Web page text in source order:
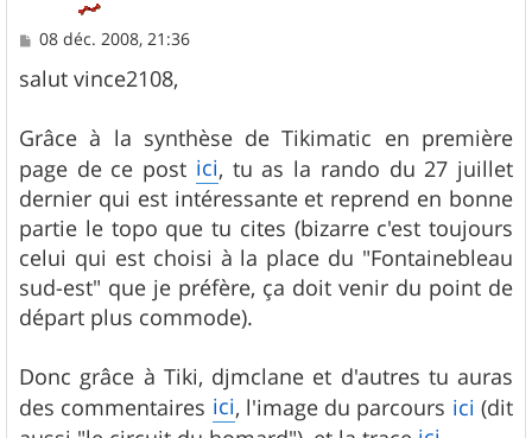
M
s
s
g
e
08 déc. 2008, 21:36
salut vince2108,
Grâce à la synthèse de Tikimatic en première
page de ce post ici, tu as la rando du 27 juillet
dernier qui est intéressante et reprend en bonne
partie le topo que tu cites (bizarre c'est toujours
celui qui est choisi à la place du "Fontainebleau
sud-est" que je préfère, ça doit venir du point de
départ plus commode).
Donc grâce à Tiki, djmclane et d'autres tu auras
des commentaires ici, l'image du parcours ici (dit